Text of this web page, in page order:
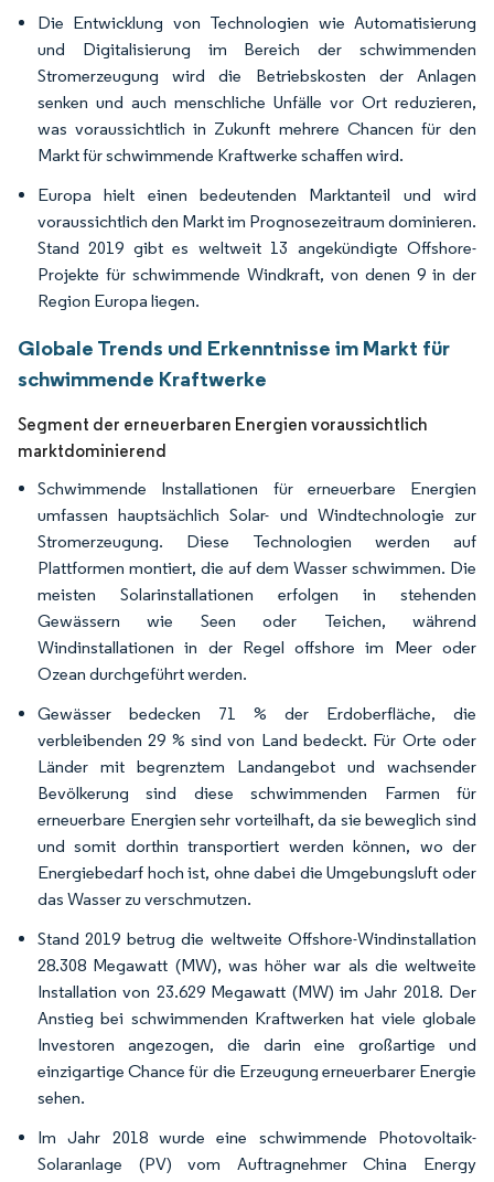
Die Entwicklung von Technologien wie Automatisierung
und Digitalisierung im Bereich der schwimmenden
Stromerzeugung wird die Betriebskosten der Anlagen
senken und auch menschliche Unfälle vor Ort reduzieren,
was voraussichtlich in Zukunft mehrere Chancen für den
Markt für schwimmende Kraftwerke schaffen wird.
Europa hielt einen bedeutenden Marktanteil und wird
voraussichtlich den Markt im Prognosezeitraum dominieren.
Stand 2019 gibt es weltweit 13 angekündigte Offshore-
Projekte für schwimmende Windkraft, von denen 9 in der
Region Europa liegen.
Globale Trends und Erkenntnisse im Markt für
schwimmende Kraftwerke
Segment der erneuerbaren Energien voraussichtlich
marktdominierend
Schwimmende Installationen für erneuerbare Energien
umfassen hauptsächlich Solar- und Windtechnologie zur
Stromerzeugung. Diese Technologien werden auf
Plattformen montiert, die auf dem Wasser schwimmen. Die
meisten Solarinstallationen erfolgen in stehenden
Gewässern wie Seen oder Teichen, während
Windinstallationen in der Regel offshore im Meer oder
Ozean durchgeführt werden.
Gewässer bedecken 71 % der Erdoberfläche, die
verbleibenden 29 % sind von Land bedeckt. Für Orte oder
Länder mit begrenztem Landangebot und wachsender
Bevölkerung sind diese schwimmenden Farmen für
erneuerbare Energien sehr vorteilhaft, da sie beweglich sind
und somit dorthin transportiert werden können, wo der
Energiebedarf hoch ist, ohne dabei die Umgebungsluft oder
das Wasser zu verschmutzen.
Stand 2019 betrug die weltweite Offshore-Windinstallation
28.308 Megawatt (MW), was höher war als die weltweite
Installation von 23.629 Megawatt (MW) im Jahr 2018. Der
Anstieg bei schwimmenden Kraftwerken hat viele globale
Investoren angezogen, die darin eine großartige und
einzigartige Chance für die Erzeugung erneuerbarer Energie
sehen.
Im Jahr 2018 wurde eine schwimmende Photovoltaik-
Solaranlage (PV) vom Auftragnehmer China Energy